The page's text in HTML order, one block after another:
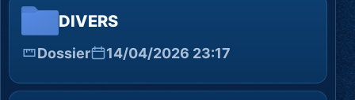
DIVERS
Dossier 14/04/2026 23:17